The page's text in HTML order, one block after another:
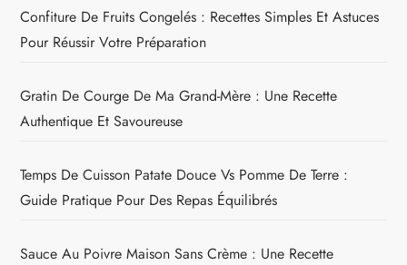
Confiture De Fruits Congelés : Recettes Simples Et Astuces
Pour Réussir Votre Préparation
Gratin De Courge De Ma Grand-Mère : Une Recette
Authentique Et Savoureuse
Temps De Cuisson Patate Douce Vs Pomme De Terre :
Guide Pratique Pour Des Repas Équilibrés
Sauce Au Poivre Maison Sans Crème : Une Recette